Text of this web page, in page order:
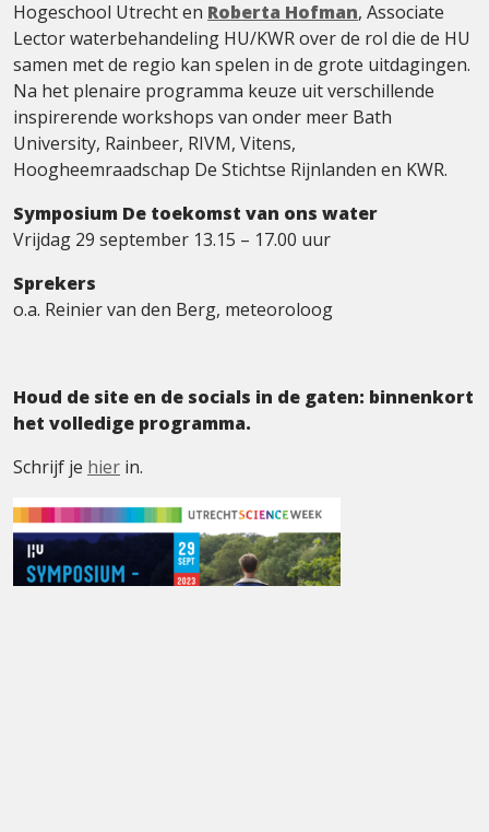
Hogeschool Utrecht en Roberta Hofman, Associate
Lector waterbehandeling HU/KWR over de rol die de HU
samen met de regio kan spelen in de grote uitdagingen.
Na het plenaire programma keuze uit verschillende
inspirerende workshops van onder meer Bath
University, Rainbeer, RIVM, Vitens,
Hoogheemraadschap De Stichtse Rijnlanden en KWR.
Symposium De toekomst van ons water
Vrijdag 29 september 13.15 – 17.00 uur
Sprekers
o.a. Reinier van den Berg, meteoroloog
Houd de site en de socials in de gaten: binnenkort
het volledige programma.
Schrijf je hier in.